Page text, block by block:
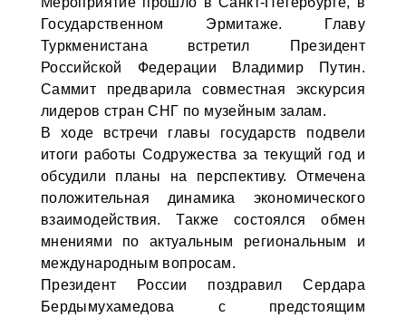
Государственном Эрмитаже. Главу
Туркменистана встретил Президент
Российской Федерации Владимир Путин.
Саммит предварила совместная экскурсия
лидеров стран СНГ по музейным залам.
В ходе встречи главы государств подвели
итоги работы Содружества за текущий год и
обсудили планы на перспективу. Отмечена
положительная динамика экономического
взаимодействия. Также состоялся обмен
мнениями по актуальным региональным и
международным вопросам.
Президент России поздравил Сердара
Бердымухамедова с предстоящим